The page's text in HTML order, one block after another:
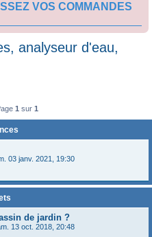
VOS COMMANDES
analyseur d'eau,
1 sur 1
03 janv. 2021, 19:30
de jardin ?
13 oct. 2018, 20:48